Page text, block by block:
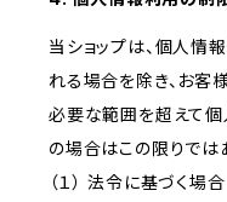
当ショップは、個人情
れる場合を除き、お客
必要な範囲を超えて個
の場合はこの限りでは
（１） 法令に基づく場合